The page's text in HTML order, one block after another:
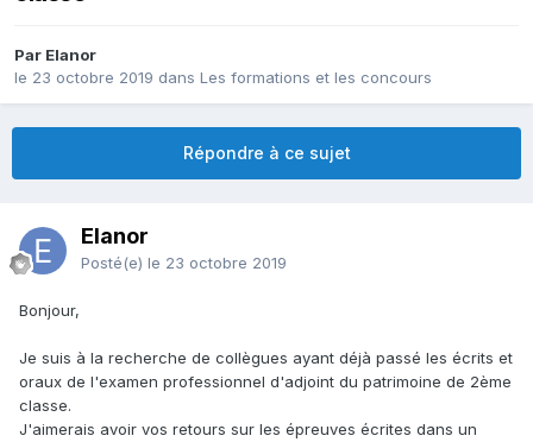
Par Elanor
le 23 octobre 2019 dans Les formations et les concours
Répondre à ce sujet
Elanor
Posté(e) le 23 octobre 2019
Bonjour,
Je suis à la recherche de collègues ayant déjà passé les écrits et
oraux de l'examen professionnel d'adjoint du patrimoine de 2ème
classe.
J'aimerais avoir vos retours sur les épreuves écrites dans un